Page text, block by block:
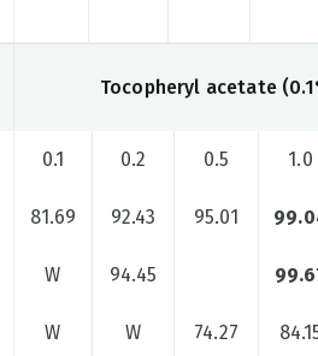
Tocopheryl acetate
0.1 0.2 0.5 1.0
81.69 92.43 95.01
W 94.45
W W 74.27